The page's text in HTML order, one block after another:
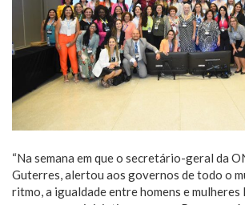
“Na semana em que o secretário-geral da
Guterres, alertou aos governos de todo o
ritmo, a igualdade entre homens e